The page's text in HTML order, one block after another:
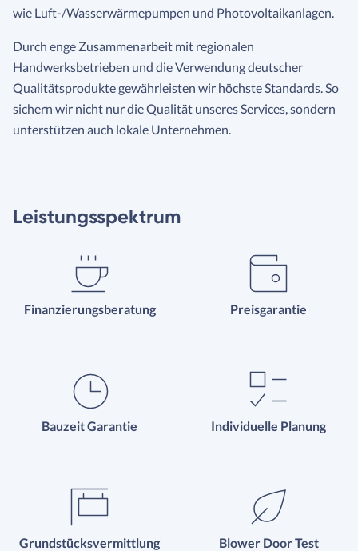
wie Luft-/Wasserwärmepumpen und Photovoltaikanlagen.
Durch enge Zusammenarbeit mit regionalen
Handwerksbetrieben und die Verwendung deutscher
Qualitätsprodukte gewährleisten wir höchste Standards. So
sichern wir nicht nur die Qualität unseres Services, sondern
unterstützen auch lokale Unternehmen.
Leistungsspektrum
Finanzierungsberatung Preisgarantie
Bauzeit Garantie Individuelle Planung
Grundstücksvermittlung Blower Door Test